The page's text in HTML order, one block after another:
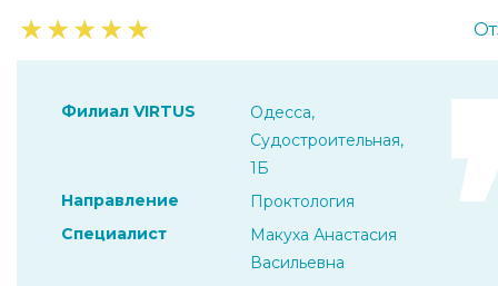
★★★★★
Филиал VIRTUS
Одесса,
Судостроительная,
1Б
Направление
Проктология
Специалист
Макуха Анастасия
Васильевна